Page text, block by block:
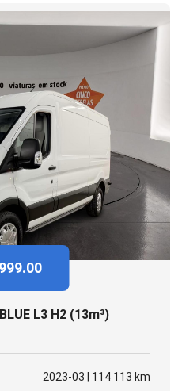
L3 H2 (13m³)
2023-03 | 114 113 km